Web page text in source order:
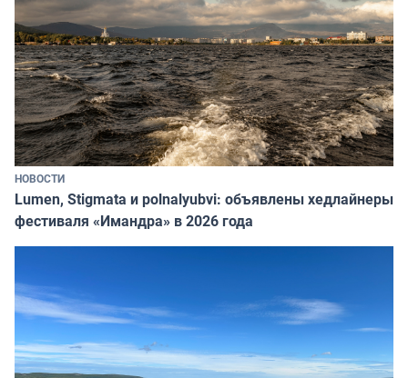
НОВОСТИ
Lumen, Stigmata и polnalyubvi: объявлены хедлайнеры
фестиваля «Имандра» в 2026 года